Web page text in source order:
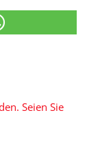
Seien Sie